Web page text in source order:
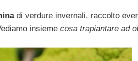
di verdure invernali, raccolto
insiemecosa trapiantare ad